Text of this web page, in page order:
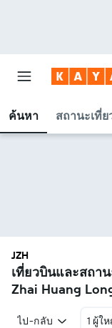
ค้นหา สถานะเที่
JZH
เที่ยวบินและสถา
Zhai Huang
ไป-กลับ 1 ผู้ใ